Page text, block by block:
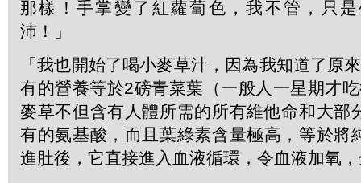
那樣！手掌變了紅蘿蔔色，我不管，只
沛！」
「我也開始了喝小麥草汁，因為我知道了原
有的營養等於2磅青菜葉（一般人一星期才
麥草不但含有人體所需的所有維他命和大部
有的氨基酸，而且葉綠素含量極高，等於將
進肚後，它直接進入血液循環，令血液加氧